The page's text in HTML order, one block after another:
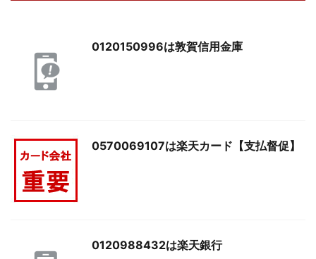
0120150996は敦賀信用金庫
0570069107は楽天カード【支払督促】
0120988432は楽天銀行